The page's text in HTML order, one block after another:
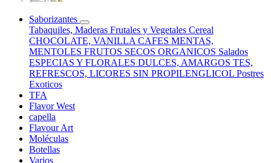
Saborizantes
Tabaquiles, Maderas Frutales y Vegetales Cereal
CHOCOLATE, VANILLA CAFES MENTAS,
MENTOLES FRUTOS SECOS ORGANICOS Salados
ESPECIAS Y FLORALES DULCES, AMARGOS TES,
REFRESCOS, LICORES SIN PROPILENGLICOL Postres
Exoticos
TFA
Flavor West
capella
Flavour Art
Moléculas
Botellas
Varios